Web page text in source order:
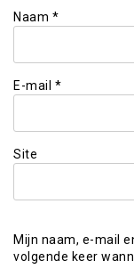
Naam *
E-mail *
Site
Mijn naam, e-mail
volgende keer